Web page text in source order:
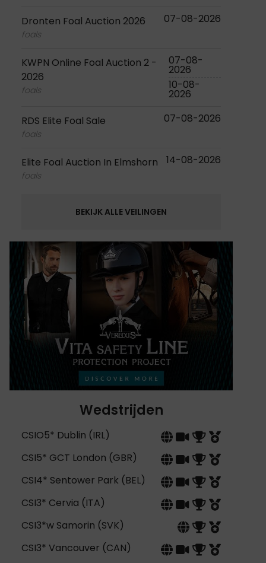
Dronten Foal Auction 2026
foals
07-08-2026
KWPN Online Foal Auction 2 -
2026
foals
07-08-
2026
10-08-
2026
RDS Elite Foal Sale
foals
07-08-2026
Elite Foal Auction In Elmshorn
foals
14-08-2026
BEKIJK ALLE VEILINGEN
Wedstrijden
CSIO5* Dublin (IRL)
CSI5* GCT London (GBR)
CSI4* Sentower Park (BEL)
CSI3* Cervia (ITA)
CSI3*w Samorin (SVK)
CSI3* Vancouver (CAN)